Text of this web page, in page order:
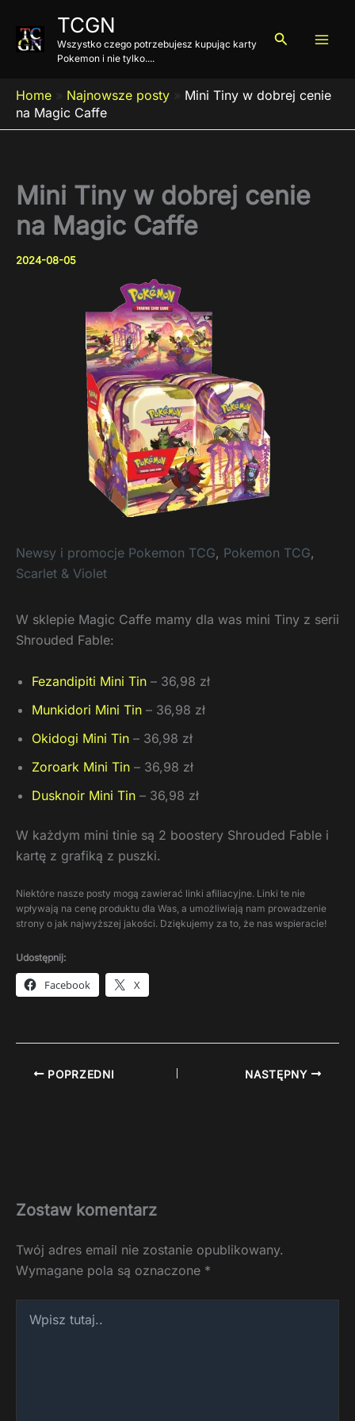
treści
TCGN
Wszystko czego potrzebujesz kupując karty
Pokemon i nie tylko....
Szukaj
Home » Najnowsze posty » Mini Tiny w dobrej cenie
na Magic Caffe
Mini Tiny w dobrej cenie
na Magic Caffe
2024-08-05
Newsy i promocje Pokemon TCG, Pokemon TCG,
Scarlet & Violet
W sklepie Magic Caffe mamy dla was mini Tiny z serii
Shrouded Fable:
Fezandipiti Mini Tin – 36,98 zł
Munkidori Mini Tin – 36,98 zł
Okidogi Mini Tin – 36,98 zł
Zoroark Mini Tin – 36,98 zł
Dusknoir Mini Tin – 36,98 zł
W każdym mini tinie są 2 boostery Shrouded Fable i
kartę z grafiką z puszki.
Niektóre nasze posty mogą zawierać linki afiliacyjne. Linki te nie
wpływają na cenę produktu dla Was, a umożliwiają nam prowadzenie
strony o jak najwyższej jakości. Dziękujemy za to, że nas wspieracie!
Udostępnij:
Facebook X
POPRZEDNI NASTĘPNY
Zostaw komentarz
Twój adres email nie zostanie opublikowany.
Wymagane pola są oznaczone *
tutaj..